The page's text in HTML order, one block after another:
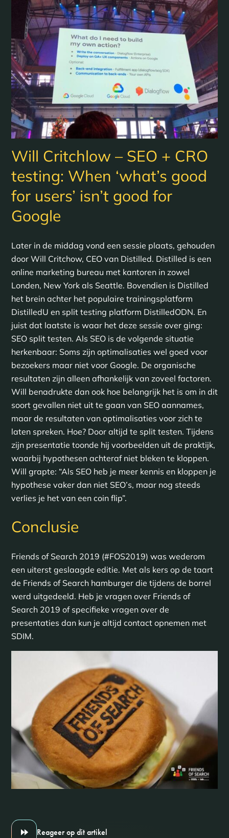
Will Critchlow – SEO + CRO
testing: When ‘what’s good
for users’ isn’t good for
Google
Later in de middag vond een sessie plaats, gehouden
door Will Critchow, CEO van Distilled. Distilled is een
online marketing bureau met kantoren in zowel
Londen, New York als Seattle. Bovendien is Distilled
het brein achter het populaire trainingsplatform
DistilledU en split testing platform DistilledODN. En
juist dat laatste is waar het deze sessie over ging:
SEO split testen. Als SEO is de volgende situatie
herkenbaar: Soms zijn optimalisaties wel goed voor
bezoekers maar niet voor Google. De organische
resultaten zijn alleen afhankelijk van zoveel factoren.
Will benadrukte dan ook hoe belangrijk het is om in dit
soort gevallen niet uit te gaan van SEO aannames,
maar de resultaten van optimalisaties voor zich te
laten spreken. Hoe? Door altijd te split testen. Tijdens
zijn presentatie toonde hij voorbeelden uit de praktijk,
waarbij hypothesen achteraf niet bleken te kloppen.
Will grapte: “Als SEO heb je meer kennis en kloppen je
hypothese vaker dan niet SEO’s, maar nog steeds
verlies je het van een coin flip”.
Conclusie
Friends of Search 2019 (#FOS2019) was wederom
een uiterst geslaagde editie. Met als kers op de taart
de Friends of Search hamburger die tijdens de borrel
werd uitgedeeld. Heb je vragen over Friends of
Search 2019 of specifieke vragen over de
presentaties dan kun je altijd contact opnemen met
SDIM.
Reageer op dit artikel